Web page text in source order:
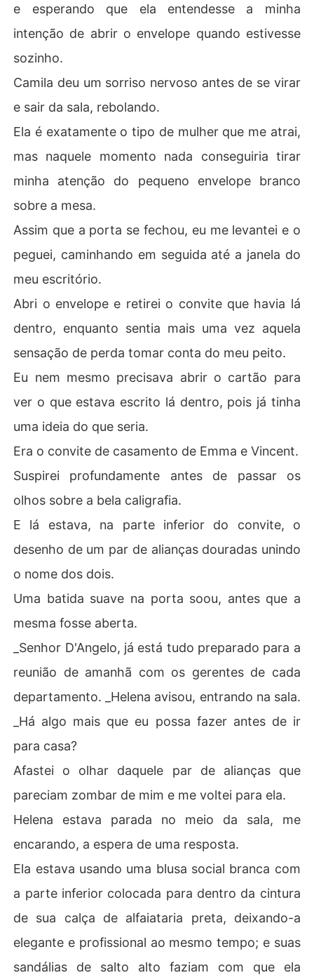
e esperando que ela entendesse a minha
intenção de abrir o envelope quando estivesse
sozinho.
Camila deu um sorriso nervoso antes de se virar
e sair da sala, rebolando.
Ela é exatamente o tipo de mulher que me atrai,
mas naquele momento nada conseguiria tirar
minha atenção do pequeno envelope branco
sobre a mesa.
Assim que a porta se fechou, eu me levantei e o
peguei, caminhando em seguida até a janela do
meu escritório.
Abri o envelope e retirei o convite que havia lá
dentro, enquanto sentia mais uma vez aquela
sensação de perda tomar conta do meu peito.
Eu nem mesmo precisava abrir o cartão para
ver o que estava escrito lá dentro, pois já tinha
uma ideia do que seria.
Era o convite de casamento de Emma e Vincent.
Suspirei profundamente antes de passar os
olhos sobre a bela caligrafia.
E lá estava, na parte inferior do convite, o
desenho de um par de alianças douradas unindo
o nome dos dois.
Uma batida suave na porta soou, antes que a
mesma fosse aberta.
_Senhor D'Angelo, já está tudo preparado para a
reunião de amanhã com os gerentes de cada
departamento. _Helena avisou, entrando na sala.
_Há algo mais que eu possa fazer antes de ir
para casa?
Afastei o olhar daquele par de alianças que
pareciam zombar de mim e me voltei para ela.
Helena estava parada no meio da sala, me
encarando, a espera de uma resposta.
Ela estava usando uma blusa social branca com
a parte inferior colocada para dentro da cintura
de sua calça de alfaiataria preta, deixando-a
elegante e profissional ao mesmo tempo; e suas
sandálias de salto alto faziam com que ela